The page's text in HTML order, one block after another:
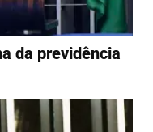
da previdência